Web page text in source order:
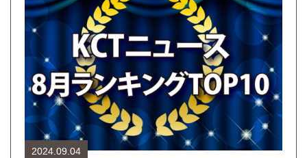
2024.09.04